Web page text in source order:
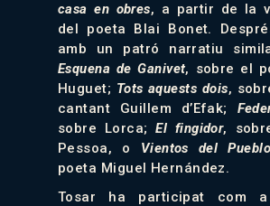
casa en obres, a partir de la
del poeta Blai Bonet.
amb un patró narratiu
Esquena de Ganivet, sobre el
Huguet; Tots aquests dois,
cantant Guillem d’Efak;
sobre Lorca;El fingidor,
Pessoa, o Vientos del Pueblo
poeta Miguel Hernández.
Tosar ha participat com